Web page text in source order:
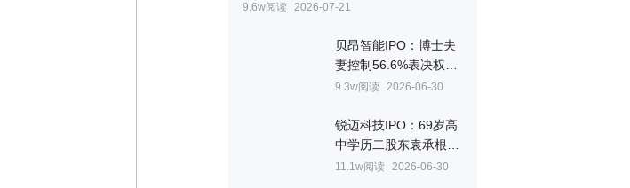
9.6w阅读 2026-07-21
贝昂智能IPO：博士夫
妻控制56.6%表决权，
妻子章燕美国国籍
9.3w阅读 2026-06-30
锐迈科技IPO：69岁高
中学历二股东袁承根，
持股9%未进董事会
11.1w阅读 2026-06-30